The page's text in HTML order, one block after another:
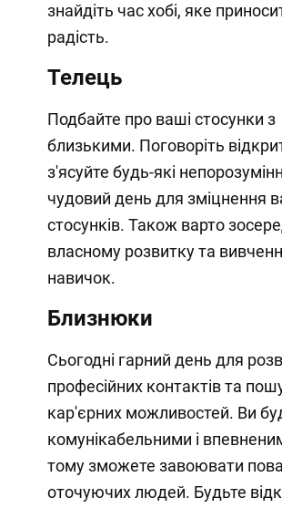
знайдіть час хобі, яке
радість.
Телець
Подбайте про ваші стосунки з
близькими. Поговоріть
з'ясуйте будь-які
чудовий день для зміцнення
стосунків. Також варто
власному розвитку та
навичок.
Близнюки
Сьогодні гарний день для
професійних контактів та
кар'єрних можливостей. Ви
комунікабельними і
тому зможете завоювати
оточуючих людей. Будьте